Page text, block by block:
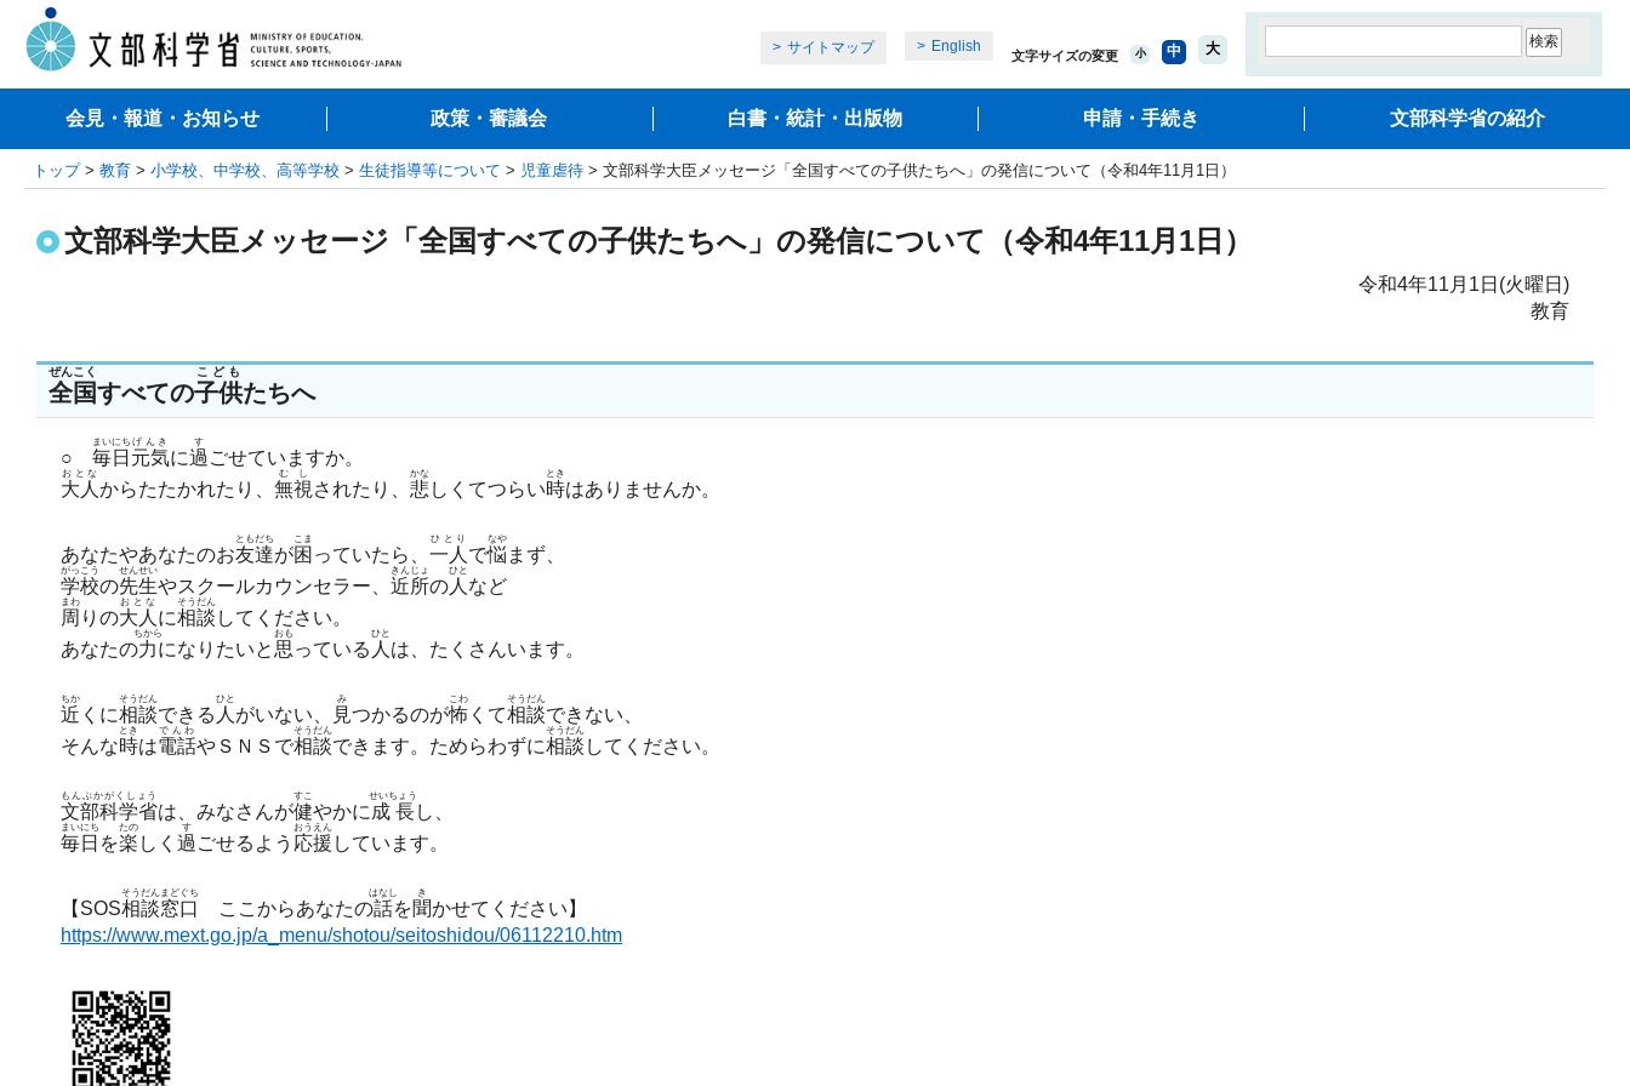
サイトマップ English
文字サイズの変更 小 中 大
会見・報道・お知らせ 政策・審議会 白書・統計・出版物 申請・手続き 文部科学省の紹介
トップ> 教育 > 小学校、中学校、高等学校 > 生徒指導等について > 児童虐待 > 文部科学大臣メッセージ「全国すべての子供たちへ」の発信について（令和4年11月1日）
文部科学大臣メッセージ「全国すべての子供たちへ」の発信について（令和4年11月1日）
令和4年11月1日(火曜日)
教育
全国
ぜんこく
すべての子供
こども
たちへ
○ 毎日
まいにち
元気
げんき
に過
す
ごせていますか。
大人
おとな
からたたかれたり、 無視
むし
されたり、 悲
かな
しくてつらい時
とき
はありませんか。
あなたやあなたのお友達
ともだち
が困
こま
っていたら、 一人
ひとり
で悩
なや
まず、
学校
がっこう
の先生
せんせい
やスクールカウンセラー、 近所
きんじょ
の人
ひと
など
周
まわ
りの大人
おとな
に相談
そうだん
してください。
あなたの力
ちから
になりたいと 思
おも
っている 人
ひと
は、たくさんいます。
近
ちか
くに相談
そうだん
できる 人
ひと
がいない、 見
み
つかるのが怖
こわ
くて相談
そうだん
できない、
そんな時
とき
は電話
でんわ
やＳＮＳで相談
そうだん
できます。ためらわずに相談
そうだん
してください。
文部科学省
もんぶかがくしょう
は、みなさんが健
すこ
やかに 成長
せいちょう
し、
毎日
まいにち
を楽
たの
しく 過
す
ごせるよう 応援
おうえん
しています。
【SOS相談
そうだん
窓口
まどぐち
ここからあなたの話
はなし
を聞
き
かせてください】
https://www.mext.go.jp/a_menu/shotou/seitoshidou/06112210.htm